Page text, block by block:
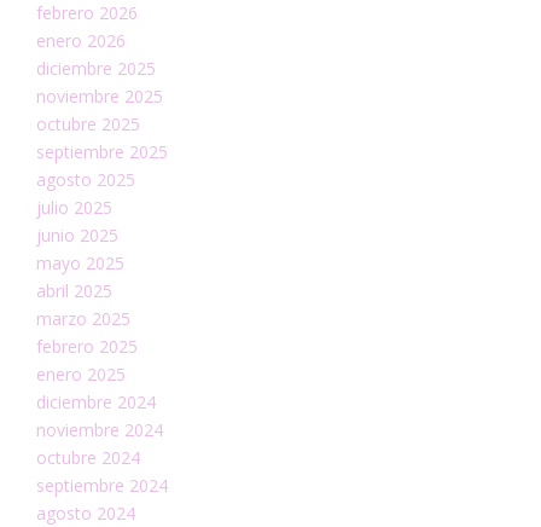
febrero 2026
enero 2026
diciembre 2025
noviembre 2025
octubre 2025
septiembre 2025
agosto 2025
julio 2025
junio 2025
mayo 2025
abril 2025
marzo 2025
febrero 2025
enero 2025
diciembre 2024
noviembre 2024
octubre 2024
septiembre 2024
agosto 2024